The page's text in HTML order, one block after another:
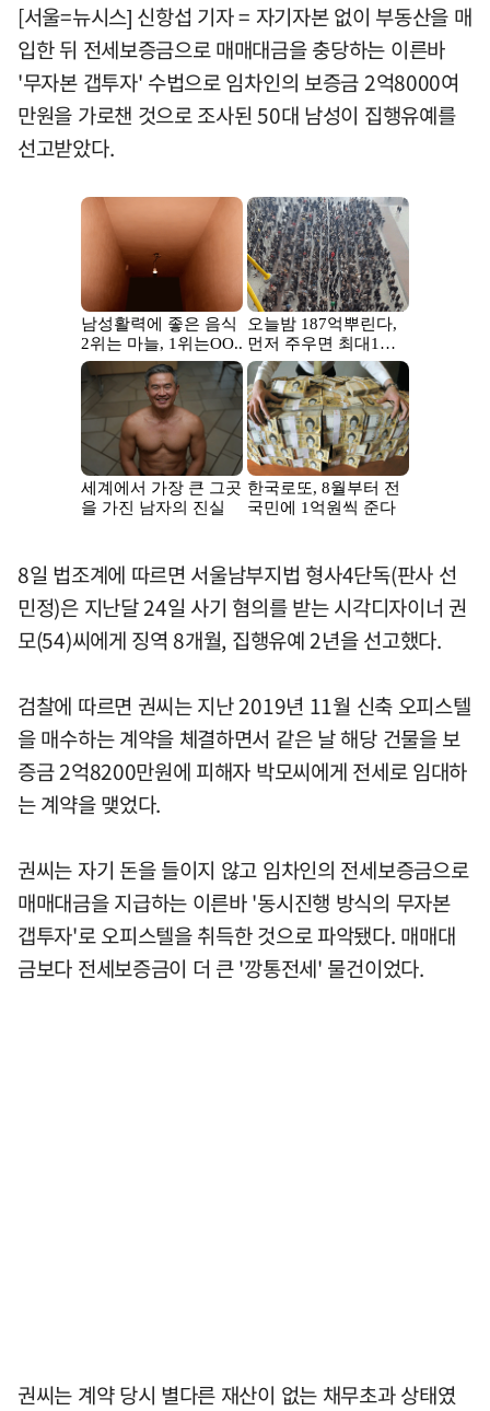
[서울=뉴시스] 신항섭 기자 = 자기자본 없이 부동산을 매
입한 뒤 전세보증금으로 매매대금을 충당하는 이른바
'무자본 갭투자' 수법으로 임차인의 보증금 2억8000여
만원을 가로챈 것으로 조사된 50대 남성이 집행유예를
선고받았다.
8일 법조계에 따르면 서울남부지법 형사4단독(판사 선
민정)은 지난달 24일 사기 혐의를 받는 시각디자이너 권
모(54)씨에게 징역 8개월, 집행유예 2년을 선고했다.
검찰에 따르면 권씨는 지난 2019년 11월 신축 오피스텔
을 매수하는 계약을 체결하면서 같은 날 해당 건물을 보
증금 2억8200만원에 피해자 박모씨에게 전세로 임대하
는 계약을 맺었다.
권씨는 자기 돈을 들이지 않고 임차인의 전세보증금으로
매매대금을 지급하는 이른바 '동시진행 방식의 무자본
갭투자'로 오피스텔을 취득한 것으로 파악됐다. 매매대
금보다 전세보증금이 더 큰 '깡통전세' 물건이었다.
권씨는 계약 당시 별다른 재산이 없는 채무초과 상태였